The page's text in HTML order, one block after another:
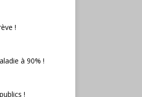
!
à 90% !
!